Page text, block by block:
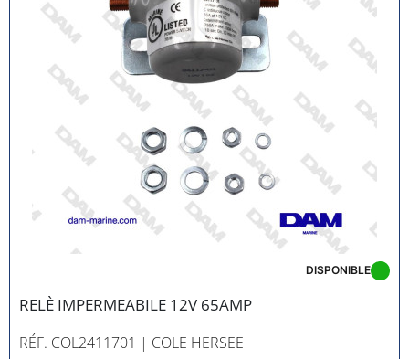
RELÈ IMPERMEABILE 12V 65AMP
RÉF. COL2411701 | COLE HERSEE
DISPONIBLE